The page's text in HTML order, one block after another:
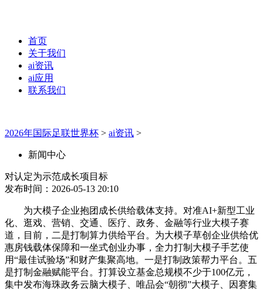
首页
关于我们
ai资讯
ai应用
联系我们
2026年国际足联世界杯 > ai资讯 >
新闻中心
对认定为示范成长项目标
发布时间：2026-05-13 20:10
为大模子企业抱团成长供给载体支持。对准AI+新型工业
化、逛戏、营销、交通、医疗、政务、金融等行业大模子赛
道，目前，二是打制算力供给平台。为大模子草创企业供给优
惠房钱载体保障和一坐式创业办事，全力打制大模子手艺使
用“最佳试验场”和财产集聚高地。一是打制政策帮力平台。五
是打制金融赋能平台。打算设立基金总规模不少于100亿元，
集中发布海珠政务云脑大模子、唯品会“朝彻”大模子、因赛集